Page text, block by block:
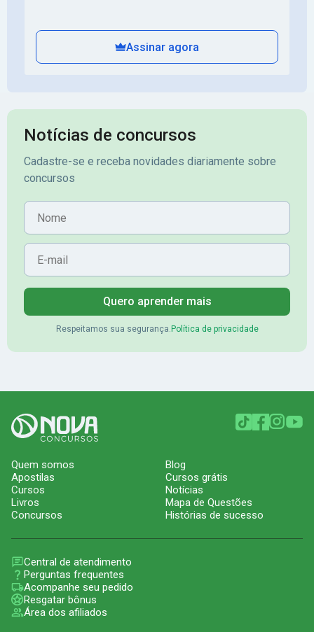
Assinar agora
Notícias de concursos
Cadastre-se e receba novidades diariamente sobre
concursos
Nome
E-mail
Quero aprender mais
Respeitamos sua segurança. Política de privacidade
Quem somos
Apostilas
Cursos
Livros
Concursos
Blog
Cursos grátis
Notícias
Mapa de Questões
Histórias de sucesso
Central de atendimento
Perguntas frequentes
Acompanhe seu pedido
Resgatar bônus
Área dos afiliados